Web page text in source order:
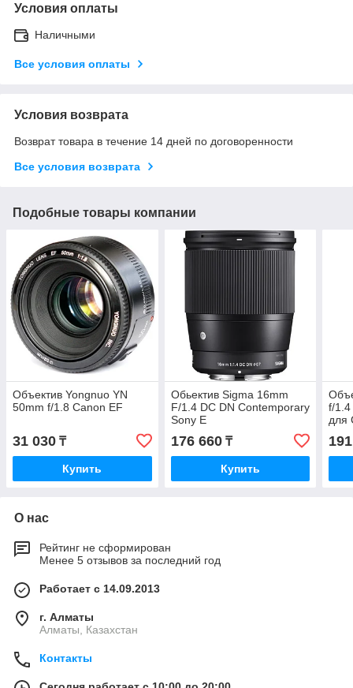
Условия оплаты
Наличными
Все условия оплаты
Условия возврата
Возврат товара в течение 14 дней по договоренности
Все условия возврата
Подобные товары компании
Объектив Yongnuo YN
50mm f/1.8 Canon EF
31 030 ₸
Купить
Обьектив Sigma 16mm
F/1.4 DC DN Contemporary
Sony E
176 660₸
Купить
f/1.4
для
О нас
Рейтинг не сформирован
Менее 5 отзывов за последний год
Работает с 14.09.2013
г. Алматы
Алматы, Казахстан
Контакты